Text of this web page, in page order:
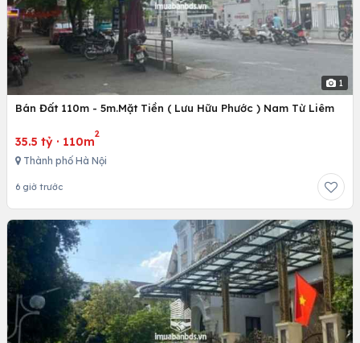
1
Bán Đất 110m - 5m.Mặt Tiền ( Lưu Hữu Phước ) Nam Từ Liêm
35.5 tỷ · 110m
2
Thành phố Hà Nội
6 giờ trước